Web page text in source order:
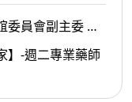
委員會副主委 翟
】-週二專業藥師